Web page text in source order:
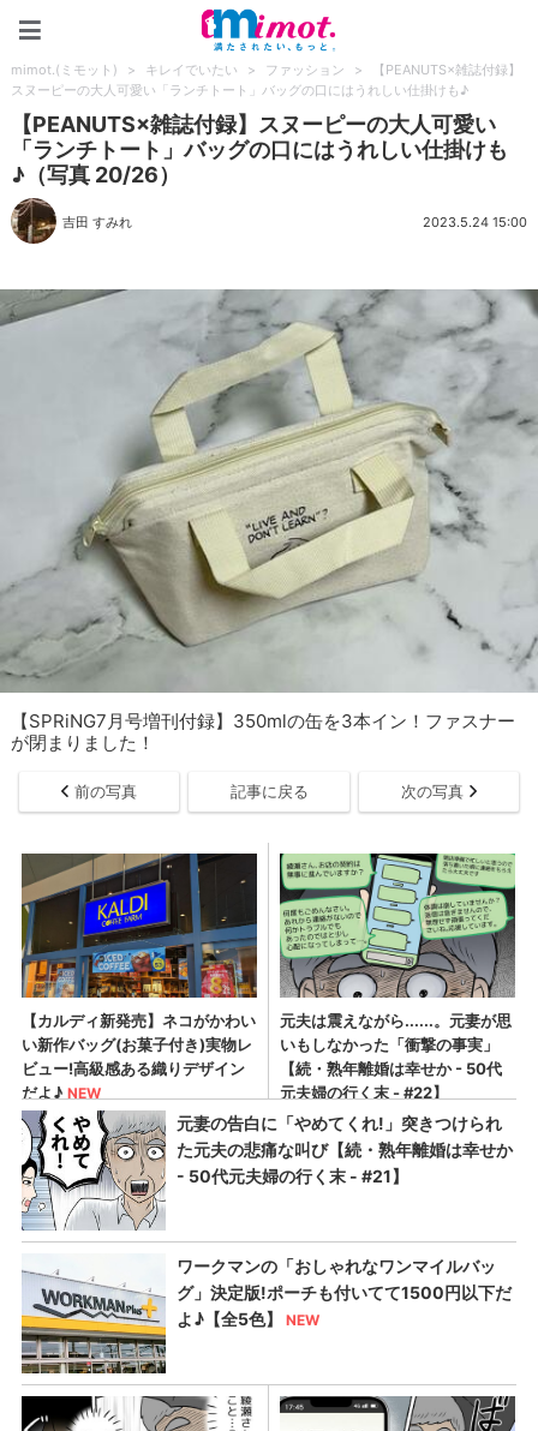
mimot.(ミモット) > キレイでいたい > ファッション >
【PEANUTS×雑誌付録】
スヌーピーの大人可愛い「ランチトート」バッグの口にはうれしい仕掛けも♪
【PEANUTS×雑誌付録】スヌーピーの大人可愛い
「ランチトート」バッグの口にはうれしい仕掛けも
♪（写真 20/26）
吉田 すみれ 2023.5.24 15:00
【SPRiNG7月号増刊付録】350mlの缶を3本イン！ファスナー
が閉まりました！
前の写真 記事に戻る 次の写真